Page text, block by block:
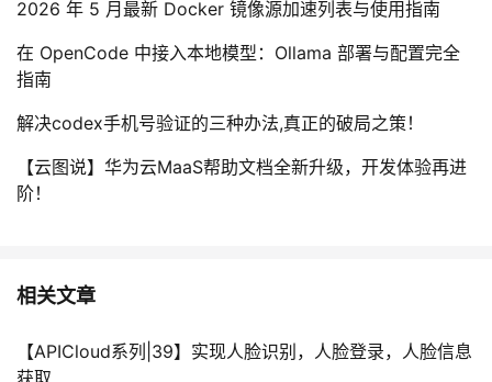
2026 年 5 月最新 Docker 镜像源加速列表与使用指南
在 OpenCode 中接入本地模型：Ollama 部署与配置完全
指南
解决codex手机号验证的三种办法,真正的破局之策！
【云图说】华为云MaaS帮助文档全新升级，开发体验再进
阶！
相关文章
【APICloud系列|39】实现人脸识别，人脸登录，人脸信息
获取